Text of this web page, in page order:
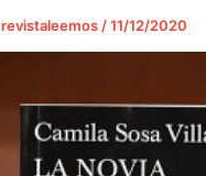
revistaleemos /11/12/2020